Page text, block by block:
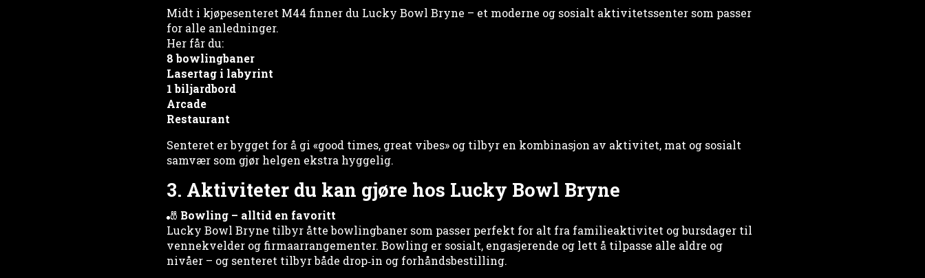
Midt i kjøpesenteret M44 finner du Lucky Bowl Bryne – et moderne og sosialt aktivitetssenter som passer
for alle anledninger.
Her får du:
8 bowlingbaner
Lasertag i labyrint
1 biljardbord
Arcade
Restaurant
Senteret er bygget for å gi «good times, great vibes» og tilbyr en kombinasjon av aktivitet, mat og sosialt
samvær som gjør helgen ekstra hyggelig.
3. Aktiviteter du kan gjøre hos Lucky Bowl Bryne
🎳 Bowling – alltid en favoritt
Lucky Bowl Bryne tilbyr åtte bowlingbaner som passer perfekt for alt fra familieaktivitet og bursdager til
vennekvelder og firmaarrangementer. Bowling er sosialt, engasjerende og lett å tilpasse alle aldre og
nivåer – og senteret tilbyr både drop‑in og forhåndsbestilling.